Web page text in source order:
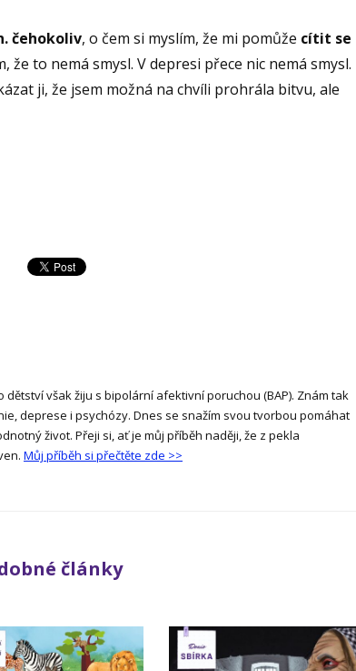
čehokoliv, o čem si myslím, že mi pomůže cítit se
že to nemá smysl. V depresi přece nic nemá smysl.
ji, že jsem možná na chvíli prohrála bitvu, ale
však žiju s bipolární afektivní poruchou (BAP). Znám tak
deprese i psychózy. Dnes se snažím svou tvorbou pomáhat
život. Přeji si, ať je můj příběh naději, že z pekla
Můj příběh si přečtěte zde >>
články